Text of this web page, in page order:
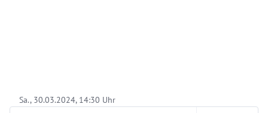
Sa., 30.03.2024, 14:30 Uhr